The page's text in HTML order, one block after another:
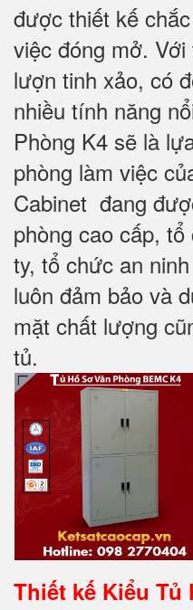
được thiết kế
việc đóng mở.
lượn tinh xảo, có
nhiều tính năng
Phòng K4 sẽ là
phòng làm việc
Cabinet đang
phòng cao cấp,
ty, tổ chức an
luôn đảm bảo và
mặt chất lượng
tủ.
Thiết kế Kiểu Tủ